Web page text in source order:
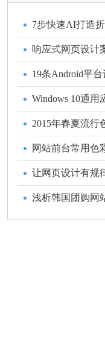
7步快速AI打造
响应式网页设计
19条Android平
Windows 10通用
2015年春夏流行
网站前台常用色
让网页设计有规
浅析韩国团购网